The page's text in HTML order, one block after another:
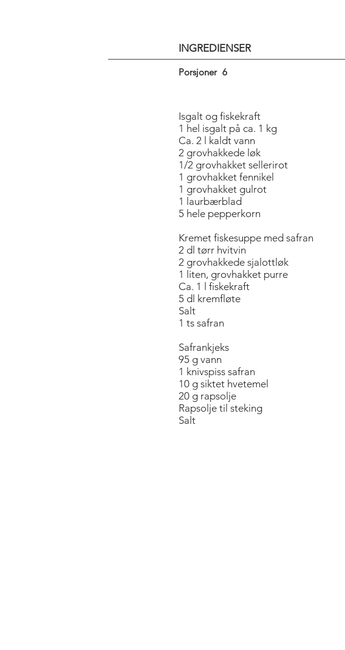
INGREDIENSER
Porsjoner 6
Isgalt og fiskekraft
1 hel isgalt på ca. 1 kg
Ca. 2 l kaldt vann
2 grovhakkede løk
1/2 grovhakket sellerirot
1 grovhakket fennikel
1 grovhakket gulrot
1 laurbærblad
5 hele pepperkorn
Kremet fiskesuppe med safran
2 dl tørr hvitvin
2 grovhakkede sjalottløk
1 liten, grovhakket purre
Ca. 1 l fiskekraft
5 dl kremfløte
Salt
1 ts safran
Safrankjeks
95 g vann
1 knivspiss safran
10 g siktet hvetemel
20 g rapsolje
Rapsolje til steking
Salt